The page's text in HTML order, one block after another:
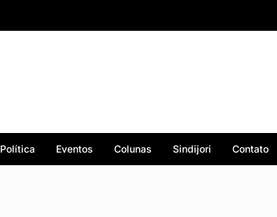
Política Eventos Colunas Sindijori Contato